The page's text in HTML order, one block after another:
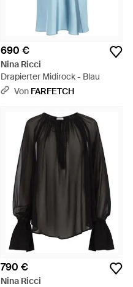
690 €
Nina Ricci
Drapierter Midirock - Blau
Von FARFETCH
790 €
Nina Ricci